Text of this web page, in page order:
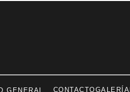
GENERAL CONTACTOGALERÍA